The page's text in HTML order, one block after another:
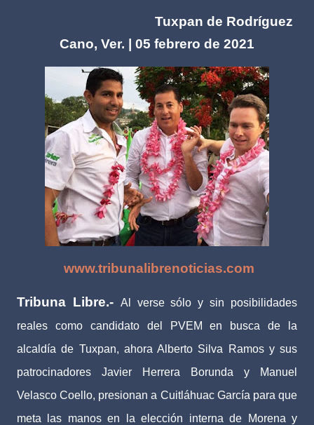
Tuxpan de Rodríguez
Cano, Ver. | 05 febrero de 2021
www.tribunalibrenoticias.com
Tribuna Libre.- Al verse sólo y sin posibilidades
reales como candidato del PVEM en busca de la
alcaldía de Tuxpan, ahora Alberto Silva Ramos y sus
patrocinadores Javier Herrera Borunda y Manuel
Velasco Coello, presionan a Cuitláhuac García para que
meta las manos en la elección interna de Morena y